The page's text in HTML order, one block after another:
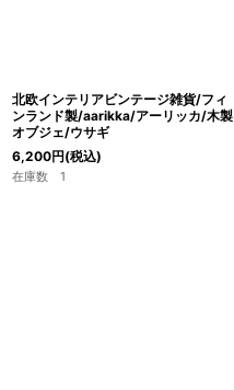
北欧インテリアビンテージ雑貨/フィ
ンランド製/aarikka/アーリッカ/木製
オブジェ/ウサギ
6,200円(税込)
在庫数 1